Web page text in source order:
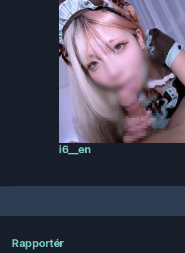
i6__en
Rapportér